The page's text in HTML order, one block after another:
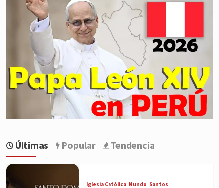
Últimas Popular Tendencia
Iglesia Católica Mundo Santos